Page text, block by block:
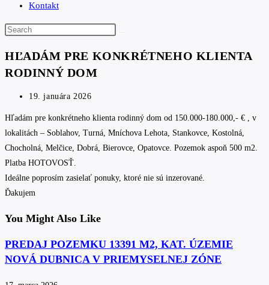
Kontakt
Search
website
HĽADÁM PRE KONKRÉTNEHO KLIENTA
RODINNÝ DOM
Post
19. januára 2026
Hľadám pre konkrétneho klienta rodinný dom od 150.000-180.000,- € , v
lokalitách – Soblahov, Turná, Mníchova Lehota, Stankovce, Kostolná,
Chocholná, Melčice, Dobrá, Bierovce, Opatovce. Pozemok aspoň 500 m2.
Platba HOTOVOSŤ.
Ideálne poprosím zasielať ponuky, ktoré nie sú inzerované.
Ďakujem
You Might Also Like
PREDAJ POZEMKU 13391 M2, KAT. ÚZEMIE
NOVÁ DUBNICA V PRIEMYSELNEJ ZÓNE